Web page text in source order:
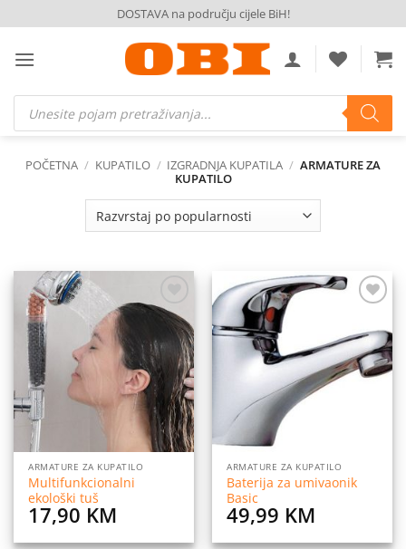
to
content
DOSTAVA na području cijele BiH!
Products
search
POČETNA / KUPATILO / IZGRADNJA KUPATILA / ARMATURE ZA
KUPATILO
Dodaj
na
listu
želja
ARMATURE ZA KUPATILO
Multifunkcionalni
ekološki tuš
17,90 KM
na
listu
želja
ARMATURE ZA KUPATILO
Baterija za umivaonik
Basic
49,99 KM